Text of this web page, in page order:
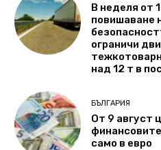
В неделя от
повишаване
ограничи
над 12 т в
БЪЛГАРИЯ
От 9 август
само в евро